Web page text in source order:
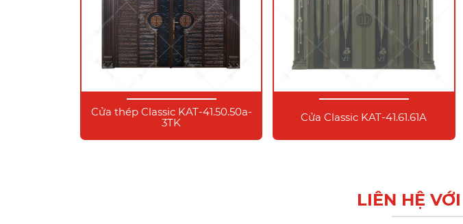
Cửa thép Classic KAT-41.50.50a-
3TK
Cửa Classic KAT-41.61.61A
LIÊN HỆ